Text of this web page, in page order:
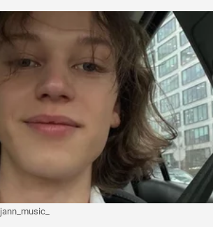
jann_music_